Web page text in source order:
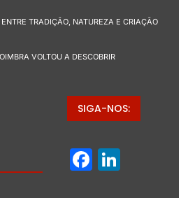
TRADIÇÃO, NATUREZA E CRIAÇÃO
VOLTOU A DESCOBRIR
SIGA-NOS: